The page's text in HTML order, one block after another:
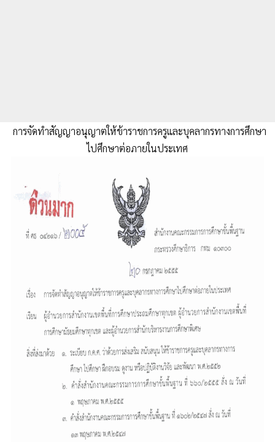
การจัดทำสัญญาอนุญาตให้ข้าราชการครูและบุคลากรทางการศึกษา
ไปศึกษาต่อภายในประเทศ